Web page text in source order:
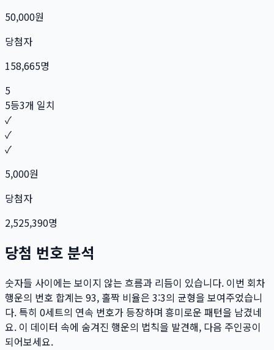
50,000원
당첨자
158,665명
5
5등3개 일치
✓
✓
✓
5,000원
당첨자
2,525,390명
당첨 번호 분석
숫자들 사이에는 보이지 않는 흐름과 리듬이 있습니다. 이번 회차
행운의 번호 합계는 93, 홀짝 비율은 3:3의 균형을 보여주었습니
다. 특히 0세트의 연속 번호가 등장하며 흥미로운 패턴을 남겼네
요. 이 데이터 속에 숨겨진 행운의 법칙을 발견해, 다음 주인공이
되어보세요.